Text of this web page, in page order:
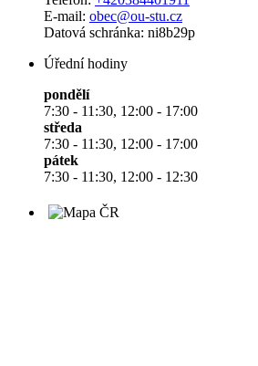
E-mail: obec@ou-stu.cz
Datová schránka: ni8b29p
Úřední hodiny
pondělí
7:30 - 11:30, 12:00 - 17:00
středa
7:30 - 11:30, 12:00 - 17:00
pátek
7:30 - 11:30, 12:00 - 12:30